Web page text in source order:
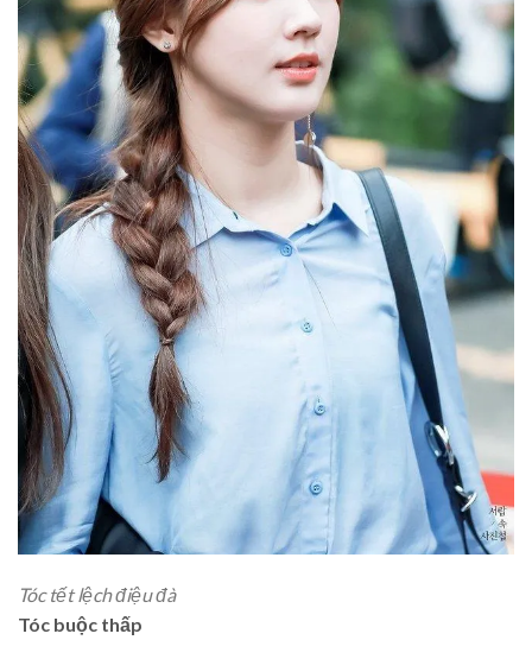
Tóc tết lệch điệu đà
Tóc buộc thấp